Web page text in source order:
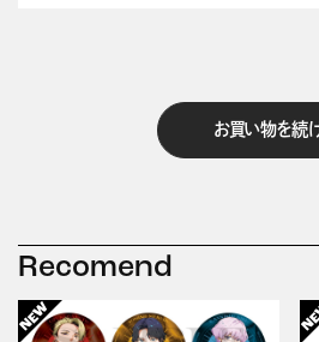
お買い物を続
Recomend